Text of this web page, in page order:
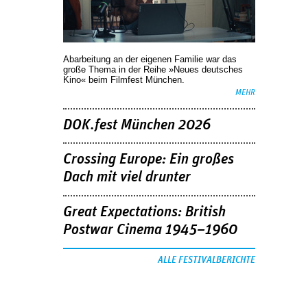
Abarbeitung an der eigenen Familie war das
große Thema in der Reihe »Neues deutsches
Kino« beim Filmfest München.
MEHR
DOK.fest München 2026
Crossing Europe: Ein großes
Dach mit viel drunter
Great Expectations: British
Postwar Cinema 1945–1960
ALLE FESTIVALBERICHTE